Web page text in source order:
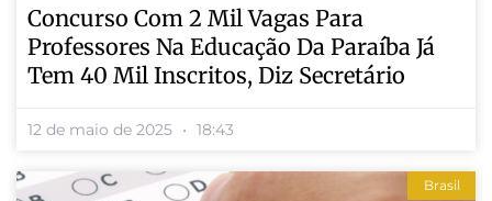
Concurso Com 2 Mil Vagas Para
Professores Na Educação Da Paraíba Já
Tem 40 Mil Inscritos, Diz Secretário
12 de maio de 2025 18:43
Brasil